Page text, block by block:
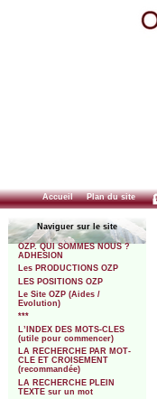
Accueil Plan du site
Naviguer sur le site
OZP. QUI SOMMES NOUS ?
ADHESION
Les PRODUCTIONS OZP
LES POSITIONS OZP
Le Site OZP (Aides /
Evolution)
***
L’INDEX DES MOTS-CLES
(utile pour commencer)
LA RECHERCHE PAR MOT-
CLE ET CROISEMENT
(recommandée)
LA RECHERCHE PLEIN
TEXTE sur un mot